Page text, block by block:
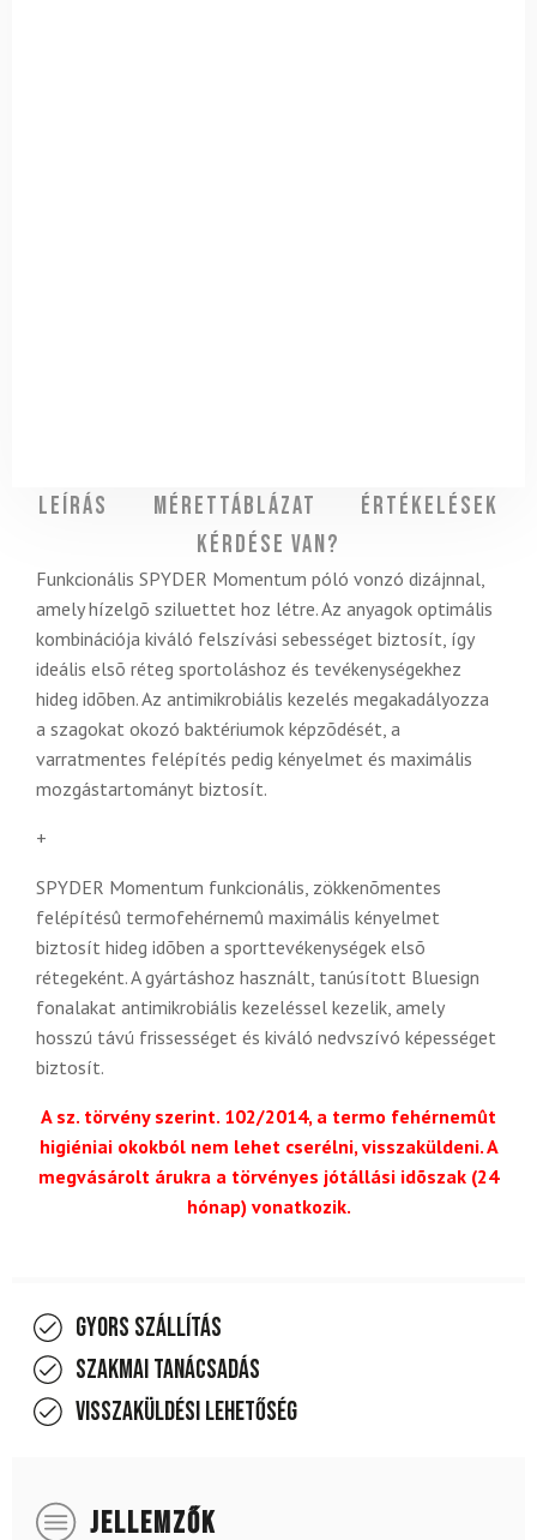
Leírás Mérettáblázat
Értékelések
Kérdése van?
Funkcionális SPYDER Momentum póló vonzó dizájnnal,
amely hízelgõ sziluettet hoz létre. Az anyagok optimális
kombinációja kiváló felszívási sebességet biztosít, így
ideális elsõ réteg sportoláshoz és tevékenységekhez
hideg idõben. Az antimikrobiális kezelés megakadályozza
a szagokat okozó baktériumok képzõdését, a
varratmentes felépítés pedig kényelmet és maximális
mozgástartományt biztosít.
+
SPYDER Momentum funkcionális, zökkenõmentes
felépítésû termofehérnemû maximális kényelmet
biztosít hideg idõben a sporttevékenységek elsõ
rétegeként. A gyártáshoz használt, tanúsított Bluesign
fonalakat antimikrobiális kezeléssel kezelik, amely
hosszú távú frissességet és kiváló nedvszívó képességet
biztosít.
A sz. törvény szerint. 102/2014, a termo fehérnemût
higiéniai okokból nem lehet cserélni, visszaküldeni. A
megvásárolt árukra a törvényes jótállási idõszak (24
hónap) vonatkozik.
Gyors szállítás
Szakmai tanácsadás
Visszaküldési lehetőség
JELLEMZŐK